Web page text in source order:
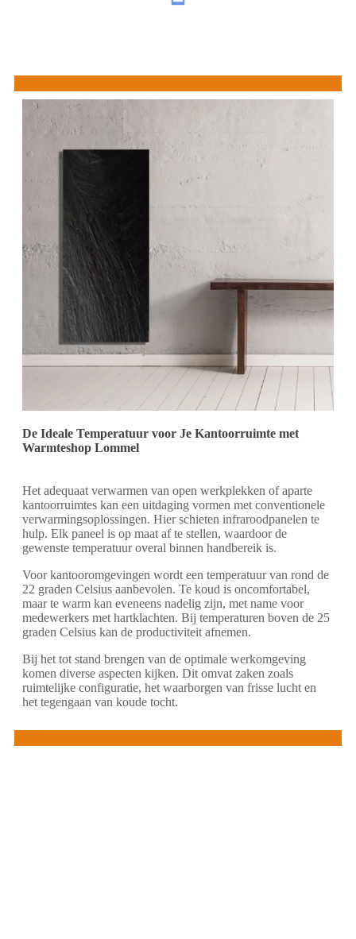
De Ideale Temperatuur voor Je Kantoorruimte met
Warmteshop Lommel
Het adequaat verwarmen van open werkplekken of aparte
kantoorruimtes kan een uitdaging vormen met conventionele
verwarmingsoplossingen. Hier schieten infraroodpanelen te
hulp. Elk paneel is op maat af te stellen, waardoor de
gewenste temperatuur overal binnen handbereik is.
Voor kantooromgevingen wordt een temperatuur van rond de
22 graden Celsius aanbevolen. Te koud is oncomfortabel,
maar te warm kan eveneens nadelig zijn, met name voor
medewerkers met hartklachten. Bij temperaturen boven de 25
graden Celsius kan de productiviteit afnemen.
Bij het tot stand brengen van de optimale werkomgeving
komen diverse aspecten kijken. Dit omvat zaken zoals
ruimtelijke configuratie, het waarborgen van frisse lucht en
het tegengaan van koude tocht.